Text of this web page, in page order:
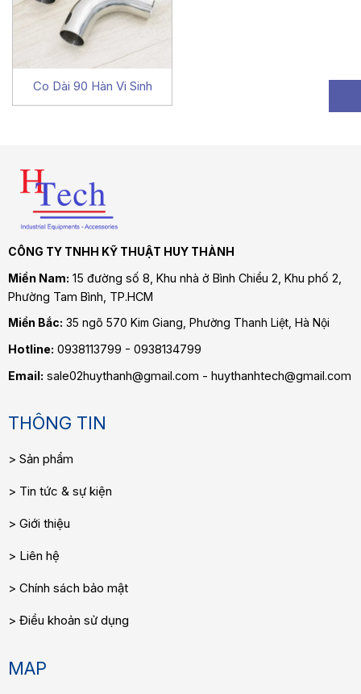
Co Dài 90 Hàn Vi Sinh
CÔNG TY TNHH KỸ THUẬT HUY THÀNH
Miền Nam: 15 đường số 8, Khu nhà ở Bình Chiểu 2, Khu phố 2,
Phường Tam Bình , TP.HCM
Miền Bắc: 35 ngõ 570 Kim Giang, Phường Thanh Liệt, Hà Nội
Hotline: 0938113799 - 0938134799
Email: sale02huythanh@gmail.com - huythanhtech@gmail.com
THÔNG TIN
Sản phẩm
Tin tức & sự kiện
Giới thiệu
Liên hệ
Chính sách bảo mật
Điều khoản sử dụng
MAP